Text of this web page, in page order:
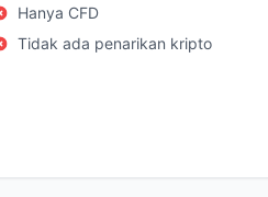
Hanya CFD
Tidak ada penarikan kripto